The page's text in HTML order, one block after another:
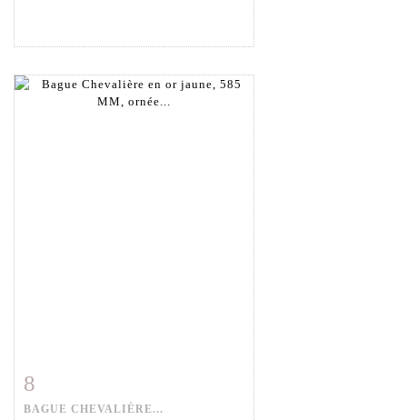
8
BAGUE CHEVALIÈRE...